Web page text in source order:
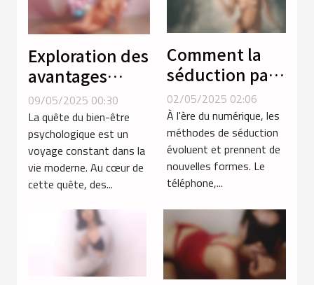
Exploration des
avantages
psychologiques
des poupées
réalistes pour
adultes
09/05/2025 00:30
La quête du bien-être
psychologique est un
voyage constant dans la
vie moderne. Au cœur de
cette quête, des...
Comment la
séduction par
téléphone
réinvente les
rencontres
intimes
02/05/2025 02:06
À l'ère du numérique, les
méthodes de séduction
évoluent et prennent de
nouvelles formes. Le
téléphone,...